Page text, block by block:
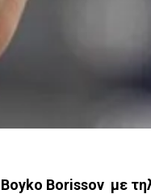
Borissov με